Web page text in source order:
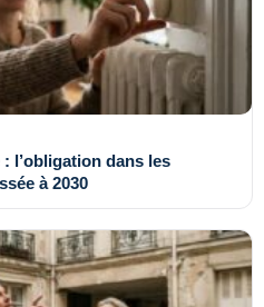
l’obligation dans les
à 2030